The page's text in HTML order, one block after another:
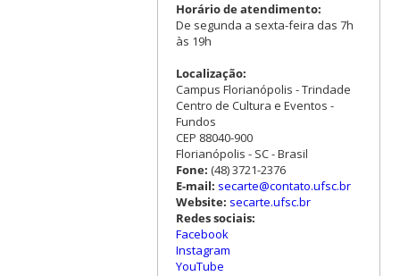
Horário de atendimento:
De segunda a sexta-feira das 7h
às 19h
Localização:
Campus Florianópolis - Trindade
Centro de Cultura e Eventos -
Fundos
CEP 88040-900
Florianópolis - SC - Brasil
Fone: (48) 3721-2376
E-mail: secarte@contato.ufsc.br
Website: secarte.ufsc.br
Redes sociais:
Facebook
Instagram
YouTube